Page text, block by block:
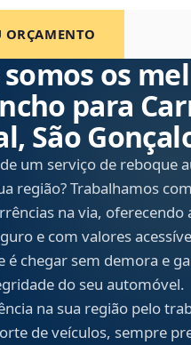
ORÇAMENTO
os
para
São
um serviço de reboque
região? Trabalhamos
na via,
e com valores
é chegar sem demora e
do seu automóvel.
na sua região pelo
de veículos, sempre